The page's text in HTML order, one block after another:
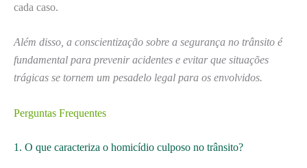
cada caso.
Além disso, a conscientização sobre a segurança no trânsito é
fundamental para prevenir acidentes e evitar que situações
trágicas se tornem um pesadelo legal para os envolvidos.
Perguntas Frequentes
1. O que caracteriza o homicídio culposo no trânsito?